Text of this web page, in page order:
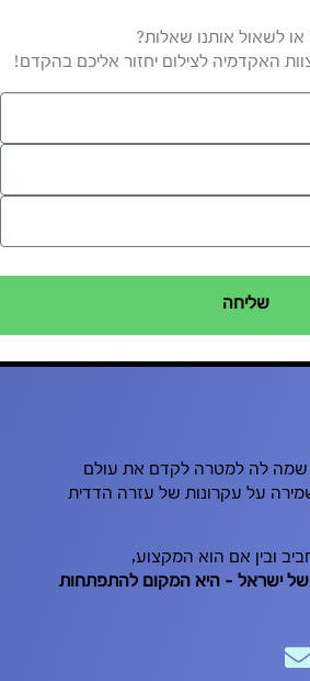
או לשאול אותנו שאלות?
האקדמיה לצילום יחזור אליכם בהקדם!
שליחה
שמה לה למטרה לקדם את עולם
על עקרונות של עזרה הדדית
ובין אם הוא המקצוע,
של ישראל – היא המקום להתפתחות